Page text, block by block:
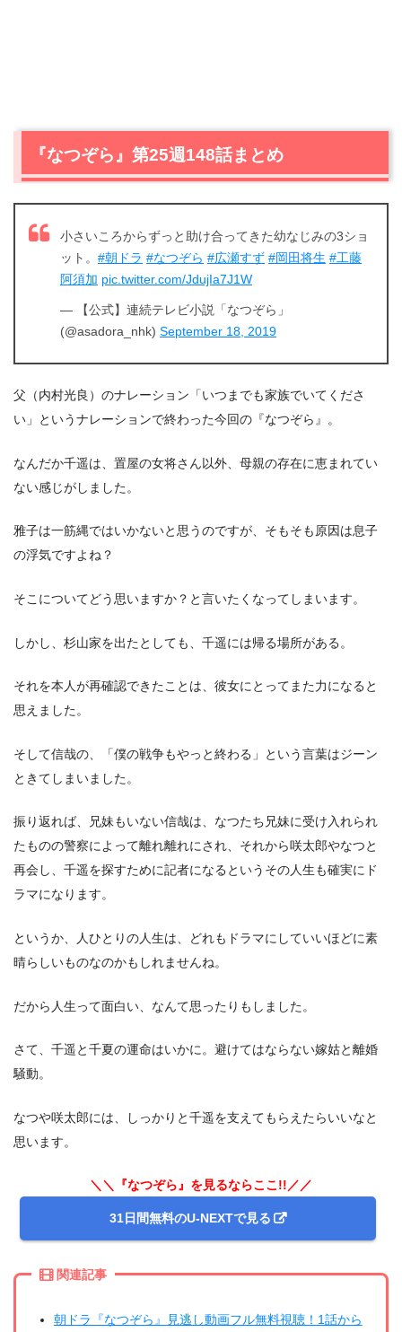
『なつぞら』第25週148話まとめ
小さいころからずっと助け合ってきた幼なじみの3ショ
ット。 #朝ドラ #なつぞら #広瀬すず #岡田将生 #工藤
阿須加 pic.twitter.com/JdujIa7J1W
— 【公式】連続テレビ小説「なつぞら」
(@asadora_nhk) September 18, 2019
父（内村光良）のナレーション「いつまでも家族でいてくださ
い」というナレーションで終わった今回の『なつぞら』。
なんだか千遥は、置屋の女将さん以外、母親の存在に恵まれてい
ない感じがしました。
雅子は一筋縄ではいかないと思うのですが、そもそも原因は息子
の浮気ですよね？
そこについてどう思いますか？と言いたくなってしまいます。
しかし、杉山家を出たとしても、千遥には帰る場所がある。
それを本人が再確認できたことは、彼女にとってまた力になると
思えました。
そして信哉の、「僕の戦争もやっと終わる」という言葉はジーン
ときてしまいました。
振り返れば、兄妹もいない信哉は、なつたち兄妹に受け入れられ
たものの警察によって離れ離れにされ、それから咲太郎やなつと
再会し、千遥を探すために記者になるというその人生も確実にド
ラマになります。
というか、人ひとりの人生は、どれもドラマにしていいほどに素
晴らしいものなのかもしれませんね。
だから人生って面白い、なんて思ったりもしました。
さて、千遥と千夏の運命はいかに。避けてはならない嫁姑と離婚
騒動。
なつや咲太郎には、しっかりと千遥を支えてもらえたらいいなと
思います。
＼＼『なつぞら』を見るならここ!!／／
31日間無料のU-NEXTで見る
関連記事
朝ドラ『なつぞら』見逃し動画フル無料視聴！1話から